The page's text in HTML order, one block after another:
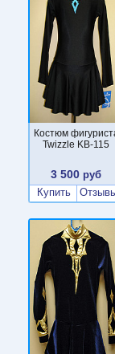
Костюм
Twizzle KB-115
3 500 руб
Купить